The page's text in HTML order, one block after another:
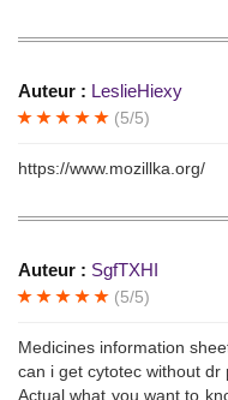
Auteur : LeslieHiexy
(5/5)
https://www.mozillka.org/
Auteur : SgfTXHI
(5/5)
Medicines information
can i get cytotec without dr
Actual what you want to